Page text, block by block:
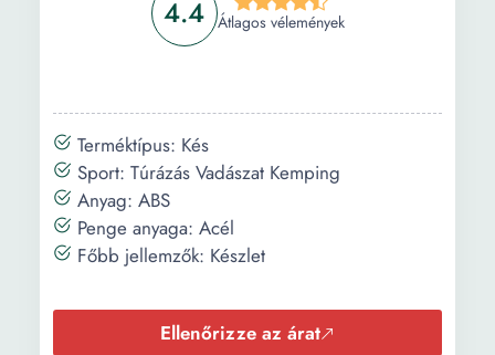
4.4 Átlagos vélemények
Terméktípus: Kés
Sport: Túrázás Vadászat Kemping
Anyag: ABS
Penge anyaga: Acél
Főbb jellemzők: Készlet
Ellenőrizze az árat